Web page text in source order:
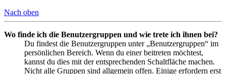
Nach oben
Wo finde ich die Benutzergruppen und wie trete ich ihnen bei?
Du findest die Benutzergruppen unter „Benutzergruppen“ im
persönlichen Bereich. Wenn du einer beitreten möchtest,
kannst du dies mit der entsprechenden Schaltfläche machen.
Nicht alle Gruppen sind allgemein offen. Einige erfordern erst